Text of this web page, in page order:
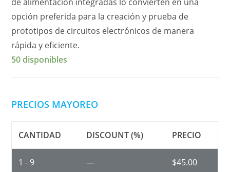
opción preferida para la creación y prueba de
prototipos de circuitos electrónicos de manera
rápida y eficiente.
50 disponibles
PRECIOS MAYOREO
CANTIDAD DISCOUNT (%) PRECIO
1 - 9 — $45.00